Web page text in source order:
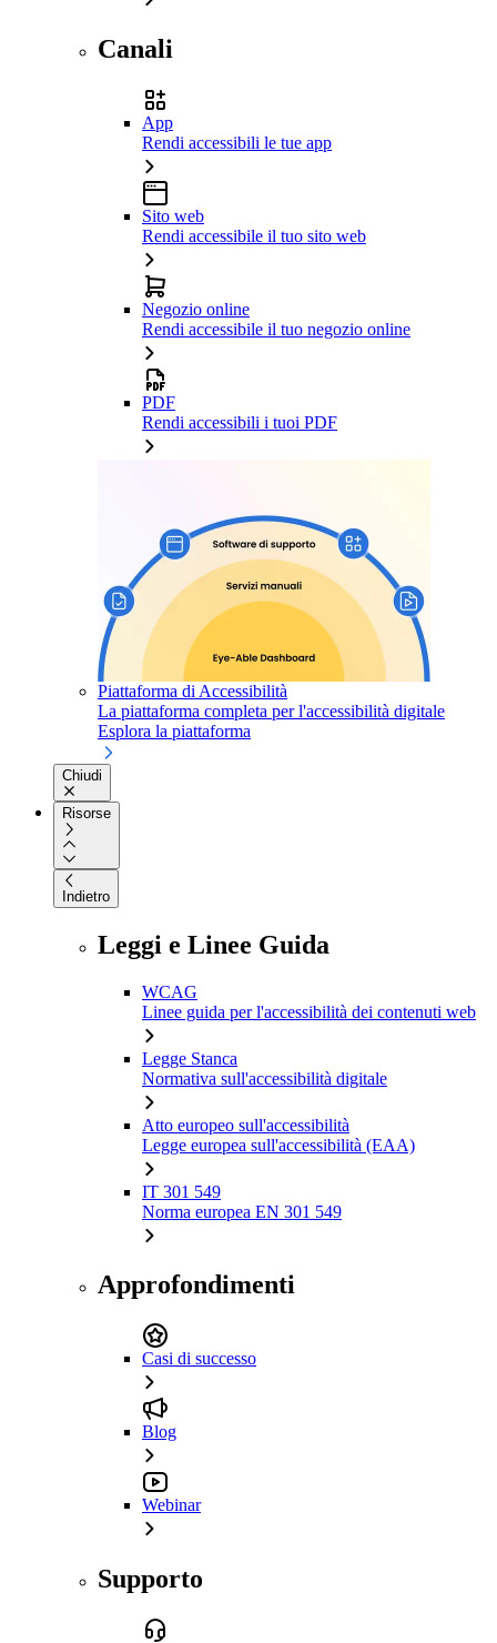
Canali
App
Rendi accessibili le tue app
Sito web
Rendi accessibile il tuo sito web
Negozio online
Rendi accessibile il tuo negozio online
PDF
Rendi accessibili i tuoi PDF
Piattaforma di Accessibilità
La piattaforma completa per l'accessibilità digitale
Esplora la piattaforma
Chiudi
Risorse
Indietro
Leggi e Linee Guida
WCAG
Linee guida per l'accessibilità dei contenuti web
Legge Stanca
Normativa sull'accessibilità digitale
Atto europeo sull'accessibilità
Legge europea sull'accessibilità (EAA)
IT 301 549
Norma europea EN 301 549
Approfondimenti
Casi di successo
Blog
Webinar
Supporto